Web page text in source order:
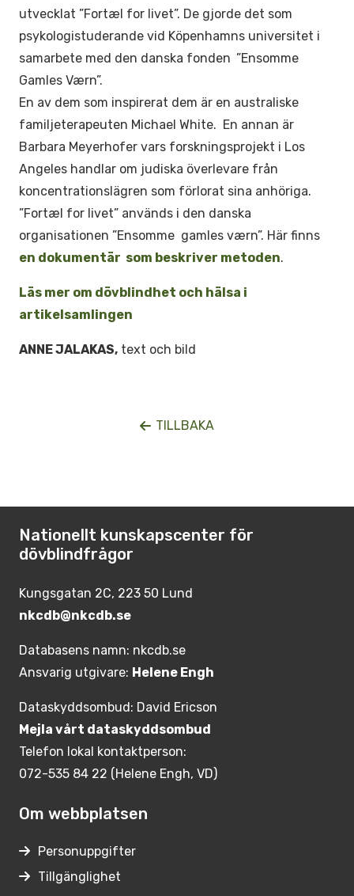
utvecklat ”Fortæl for livet”. De gjorde det som
psykologistuderande vid Köpenhamns universitet i
samarbete med den danska fonden ”Ensomme
Gamles Værn”.
En av dem som inspirerat dem är en australiske
familjeterapeuten Michael White. En annan är
Barbara Meyerhofer vars forskningsprojekt i Los
Angeles handlar om judiska överlevare från
koncentrationslägren som förlorat sina anhöriga.
”Fortæl for livet” används i den danska
organisationen ”Ensomme gamles værn”. Här finns
en dokumentär som beskriver metoden.
Läs mer om dövblindhet och hälsa i
artikelsamlingen
ANNE JALAKAS, text och bild
TILLBAKA
Nationellt kunskapscenter för
dövblindfrågor
Kungsgatan 2C, 223 50 Lund
nkcdb@nkcdb.se
Databasens namn: nkcdb.se
Ansvarig utgivare: Helene Engh
Dataskyddsombud: David Ericson
Mejla vårt dataskyddsombud
Telefon lokal kontaktperson:
072-535 84 22 (Helene Engh, VD)
Om webbplatsen
Personuppgifter
Tillgänglighet